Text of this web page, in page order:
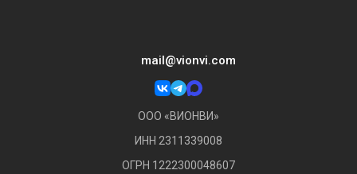
mail@vionvi.com
ООО «ВИОНВИ»
ИНН 2311339008
ОГРН 1222300048607